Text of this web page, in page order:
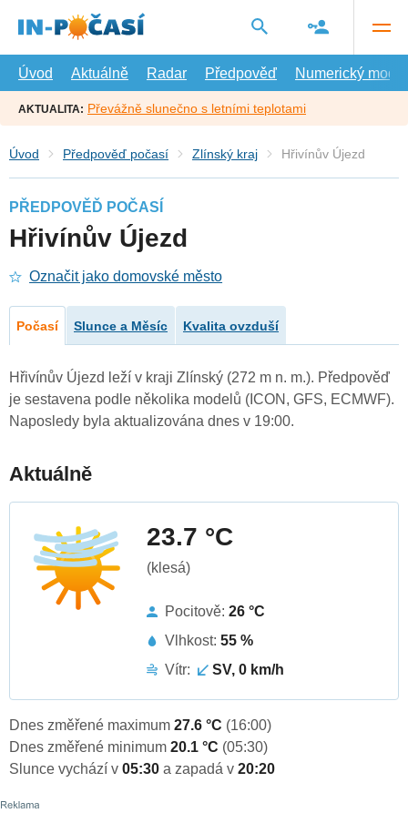
hlavní
Úvod
Aktuálně Radar Předpověď Numerický model
AKTUALITA: Převážně slunečno s letními teplotami
Úvod Předpověď počasí Zlínský kraj Hřivínův Újezd
PŘEDPOVĚĎ POČASÍ
Hřivínův Újezd
Označit jako domovské město
Počasí Slunce a Měsíc Kvalita ovzduší
Hřivínův Újezd leží v kraji Zlínský (272 m n. m.). Předpověď
je sestavena podle několika modelů (ICON, GFS, ECMWF).
Naposledy byla aktualizována dnes v 19:00.
Aktuálně
23.7 °C
(klesá)
Pocitově: 26 °C
Vlhkost: 55 %
Vítr:
SV, 0 km/h
Dnes změřené maximum 27.6 °C (16:00)
Dnes změřené minimum 20.1 °C (05:30)
Slunce vychází v 05:30 a zapadá v 20:20